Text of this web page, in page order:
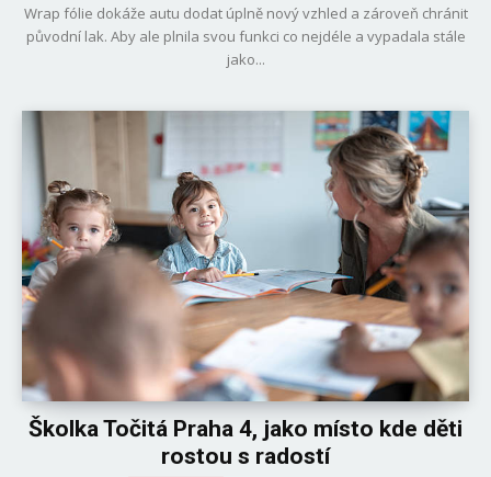
Wrap fólie dokáže autu dodat úplně nový vzhled a zároveň chránit
původní lak. Aby ale plnila svou funkci co nejdéle a vypadala stále
jako...
Školka Točitá Praha 4, jako místo kde děti
rostou s radostí